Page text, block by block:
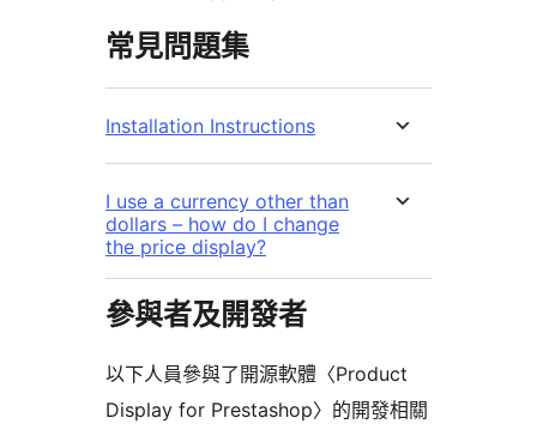
常見問題集
Installation Instructions
I use a currency other than
dollars – how do I change
the price display?
參與者及開發者
以下人員參與了開源軟體〈Product
Display for Prestashop〉的開發相關